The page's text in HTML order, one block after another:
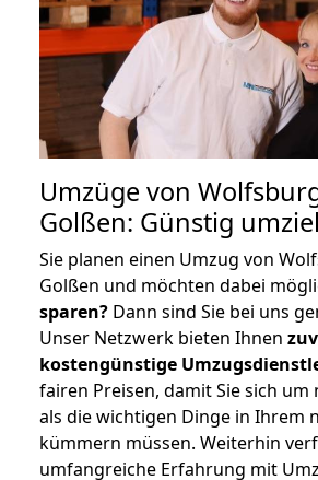
Umzüge von
Golßen: Günstig
Sie planen einen Umzug von
Golßen und möchten dabei
sparen? Dann sind Sie bei uns
Unser Netzwerk bieten Ihnen
kostengünstige
fairen Preisen, damit Sie sich um
als die wichtigen Dinge in Ihrem
kümmern müssen. Weiterhin
umfangreiche Erfahrung mit